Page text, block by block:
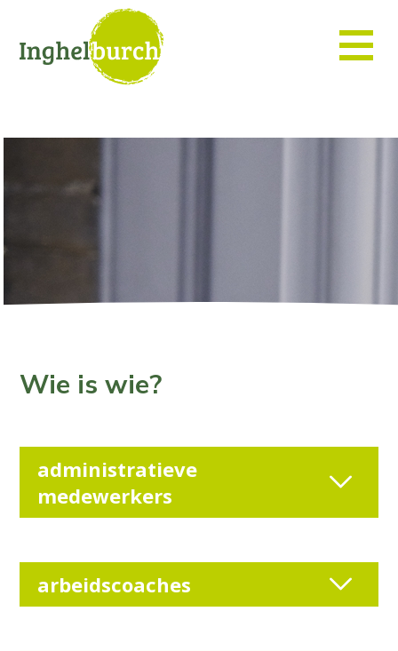
Wie is wie?
administratieve
medewerkers
arbeidscoaches